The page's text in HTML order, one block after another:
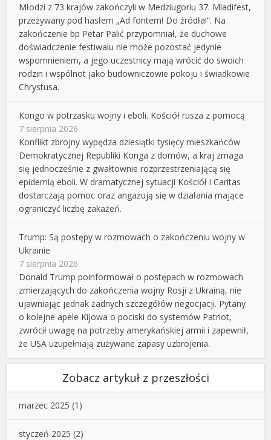
Młodzi z 73 krajów zakończyli w Medziugoriu 37. Mladifest,
przeżywany pod hasłem „Ad fontem! Do źródła!”. Na
zakończenie bp Petar Palić przypomniał, że duchowe
doświadczenie festiwalu nie może pozostać jedynie
wspomnieniem, a jego uczestnicy mają wrócić do swoich
rodzin i wspólnot jako budowniczowie pokoju i świadkowie
Chrystusa.
Kongo w potrzasku wojny i eboli. Kościół rusza z pomocą
7 sierpnia 2026
Konflikt zbrojny wypędza dziesiątki tysięcy mieszkańców
Demokratycznej Republiki Konga z domów, a kraj zmaga
się jednocześnie z gwałtownie rozprzestrzeniającą się
epidemią eboli. W dramatycznej sytuacji Kościół i Caritas
dostarczają pomoc oraz angażują się w działania mające
ograniczyć liczbę zakażeń.
Trump: Są postępy w rozmowach o zakończeniu wojny w
Ukrainie
7 sierpnia 2026
Donald Trump poinformował o postępach w rozmowach
zmierzających do zakończenia wojny Rosji z Ukrainą, nie
ujawniając jednak żadnych szczegółów negocjacji. Pytany
o kolejne apele Kijowa o pociski do systemów Patriot,
zwrócił uwagę na potrzeby amerykańskiej armii i zapewnił,
że USA uzupełniają zużywane zapasy uzbrojenia.
Zobacz artykuł z przeszłości
marzec 2025 (1)
styczeń 2025 (2)